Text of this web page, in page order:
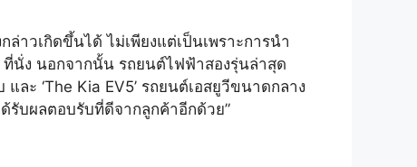
าวเกิดขึ้นได้ ไม่เพียงแต่เป็นเพราะการนำ
ที่นั่ง นอกจากนั้น รถยนต์ไฟฟ้าสองรุ่นล่าสุด
ะ ‘The Kia EV5’ รถยนต์เอสยูวีขนาดกลาง
รับผลตอบรับที่ดีจากลูกค้าอีกด้วย”